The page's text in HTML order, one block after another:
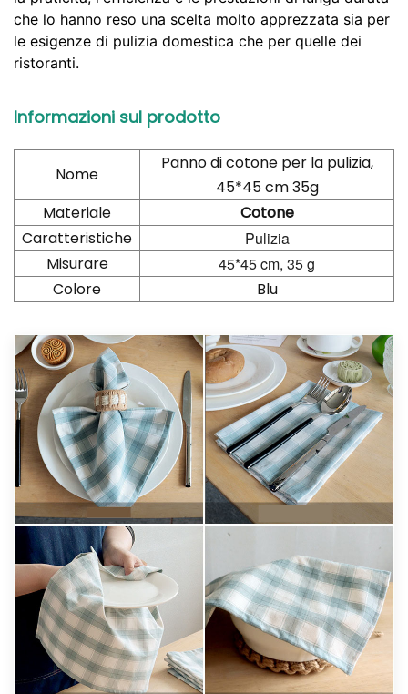
che lo hanno reso una scelta molto apprezzata sia per
le esigenze di pulizia domestica che per quelle dei
ristoranti.
Informazioni sul prodotto
Nome
Panno di cotone per la pulizia,
45*45 cm 35g
Materiale
Cotone
Caratteristiche
Pulizia
Misurare
45*45 cm, 35 g
Colore
Blu